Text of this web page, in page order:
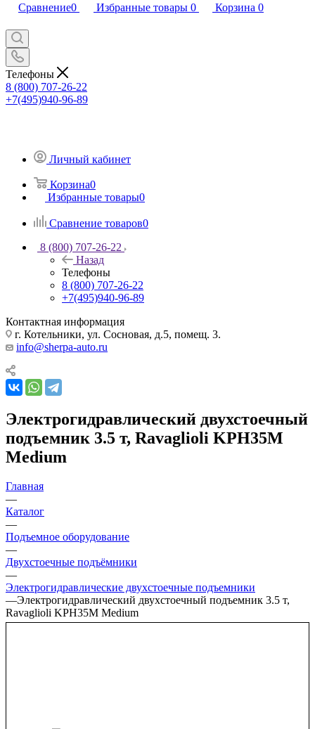
Сравнение0 Избранные товары 0 Корзина 0
Телефоны
8 (800) 707-26-22
+7(495)940-96-89
Личный кабинет
Корзина0
Избранные товары0
Сравнение товаров0
8 (800) 707-26-22
Назад
Телефоны
8 (800) 707-26-22
+7(495)940-96-89
Контактная информация
г. Котельники, ул. Сосновая, д.5, помещ. 3.
info@sherpa-auto.ru
Электрогидравлический двухстоечный
подъемник 3.5 т, Ravaglioli KPH35M
Medium
Главная
—
Каталог
—
Подъемное оборудование
—
Двухстоечные подъёмники
—
Электрогидравлические двухстоечные подъемники
—Электрогидравлический двухстоечный подъемник 3.5 т,
Ravaglioli KPH35M Medium